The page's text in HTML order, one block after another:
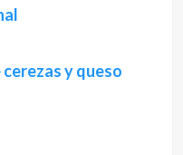
y queso